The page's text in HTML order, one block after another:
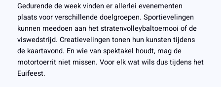
Gedurende de week vinden er allerlei evenementen
plaats voor verschillende doelgroepen. Sportievelingen
kunnen meedoen aan het stratenvolleybaltoernooi of de
viswedstrijd. Creatievelingen tonen hun kunsten tijdens
de kaartavond. En wie van spektakel houdt, mag de
motortoerrit niet missen. Voor elk wat wils dus tijdens het
Euifeest.